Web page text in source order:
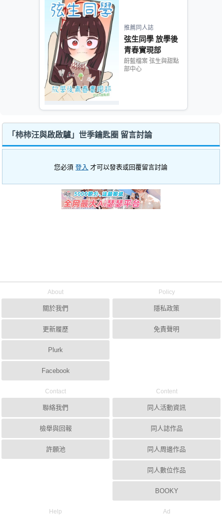
推薦同人誌
弦生同學 放學後
青春實現部
蔚藍檔案 弦生與甜點
部中心
「柿柿汪與啟啟驢」世季鑰匙圈 留言討論
您必須登入 才可以發表或回覆留言討論
About
關於我們
更新履歷
Plurk
Facebook
Policy
隱私政策
免責聲明
Contact
聯絡我們
檢舉與回報
許願池
Content
同人活動資訊
同人誌作品
同人周邊作品
同人數位作品
BOOKY
Help Ad